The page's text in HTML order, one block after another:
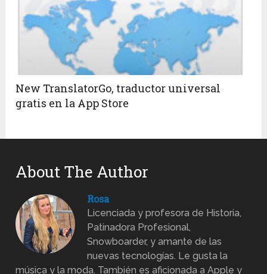
New TranslatorGo, traductor universal
gratis en la App Store
About The Author
Rosa
Licenciada y profesora de Historia,
Patinadora Profesional,
Snowboarder, y amante de las
nuevas tecnologías. Le gusta la
música y la moda. También es aficionada a Apple y